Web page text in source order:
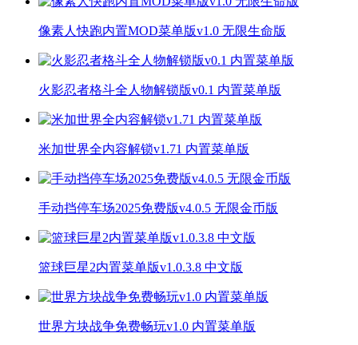
像素人快跑内置MOD菜单版v1.0 无限生命版
火影忍者格斗全人物解锁版v0.1 内置菜单版
米加世界全内容解锁v1.71 内置菜单版
手动挡停车场2025免费版v4.0.5 无限金币版
篮球巨星2内置菜单版v1.0.3.8 中文版
世界方块战争免费畅玩v1.0 内置菜单版